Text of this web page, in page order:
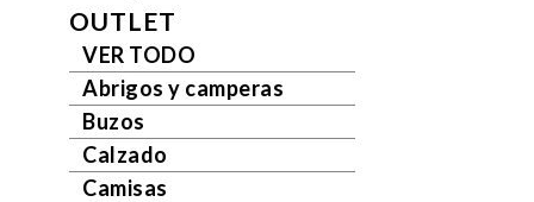
OUTLET
VER TODO
Abrigos y camperas
Buzos
Calzado
Camisas